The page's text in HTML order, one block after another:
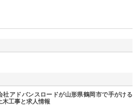
社アドバンスロードが山形県鶴岡市で手がける
木工事と求人情報